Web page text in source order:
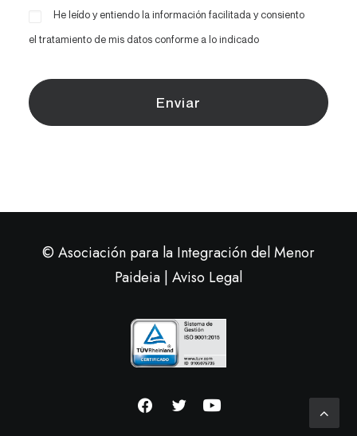
He leído y entiendo la información facilitada y consiento
el tratamiento de mis datos conforme a lo indicado
© Asociación para la Integración del Menor
Paideia | Aviso Legal